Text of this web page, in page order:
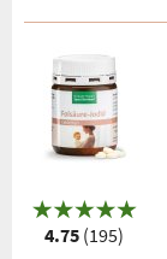
4.75 (195)